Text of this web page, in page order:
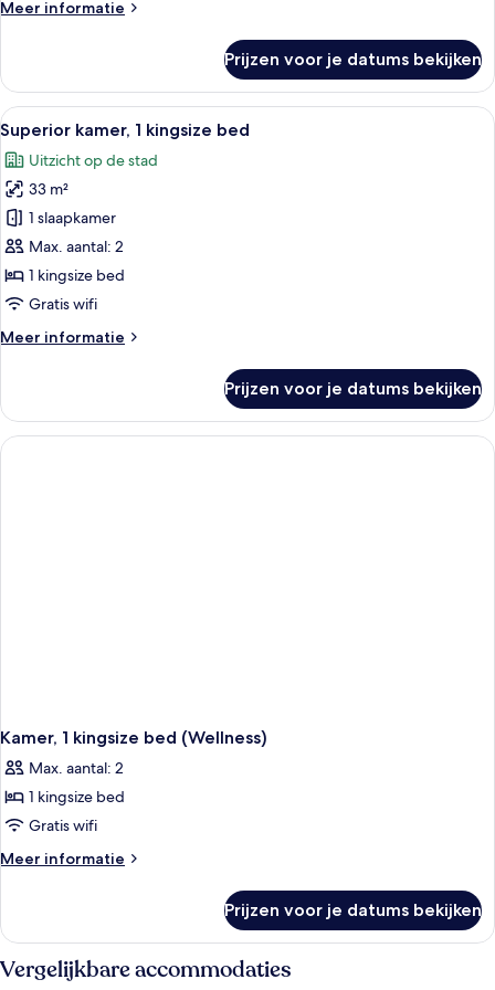
Meer informatie
Meer
kamer,
queensize
bedden
Prijzen voor je datums bekijken
Alle
foto's
voor
Superior
kamer,
1
kingsize
bed
Een moderne hotelkamer met een
6
Superior kamer, 1 kingsize bed
Uitzicht op de stad
33 m²
1 slaapkamer
Max. aantal: 2
1 kingsize bed
Gratis wifi
Meer informatie
Meer
kamer,
kingsize
Prijzen voor je datums bekijken
Kamer, 1 kingsize bed (Wellness)
Max. aantal: 2
1 kingsize bed
Gratis wifi
Meer informatie
Meer
1
kingsize
bed
Prijzen voor je datums bekijken
Vergelijkbare accommodaties